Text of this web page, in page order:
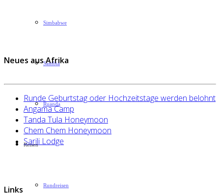
Simbabwe
Sambia
Ruanda
Reisen
Rundreisen
Neues aus Afrika
Runde Geburtstag oder Hochzeitstage werden belohnt
Angama Camp
Tanda Tula Honeymoon
Chem Chem Honeymoon
Sarili Lodge
Links